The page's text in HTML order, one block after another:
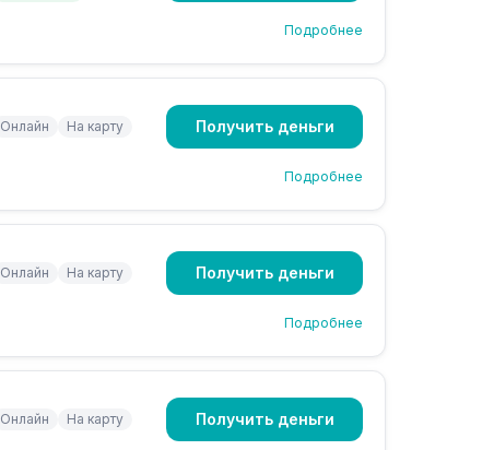
Подробнее
Онлайн На карту Получить деньги
Подробнее
Онлайн На карту Получить деньги
Подробнее
Онлайн На карту Получить деньги